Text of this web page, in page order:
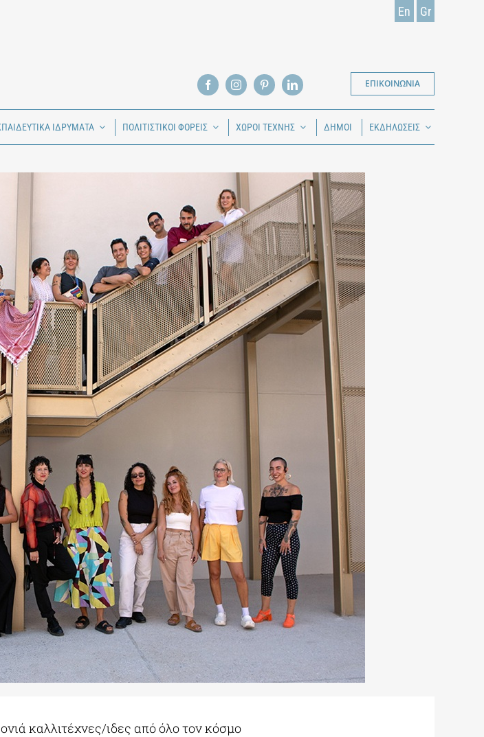
En Gr
ΕΠΙΚΟΙΝΩΝΙΑ
ΙΔΡΥΜΑΤΑ ΠΟΛΙΤΙΣΤΙΚΟΙ ΦΟΡΕΙΣ ΧΩΡΟΙ ΤΕΧΝΗΣ ΔΗΜΟΙ ΕΚΔΗΛΩΣΕΙΣ
καλλιτέχνες/ιδες από όλο τον κόσμο